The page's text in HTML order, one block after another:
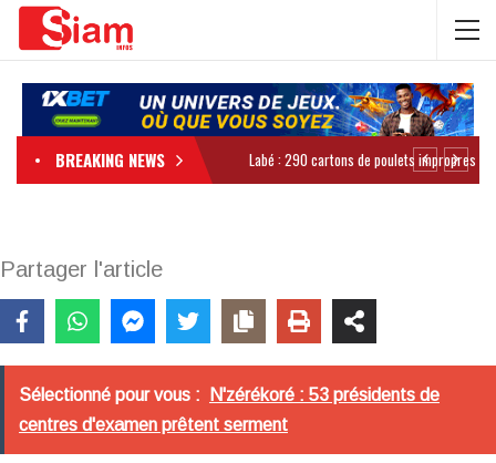
BREAKING NEWS
Partager l'article
Sélectionné pour vous :
N'zérékoré : 53 présidents de
centres d'examen prêtent serment